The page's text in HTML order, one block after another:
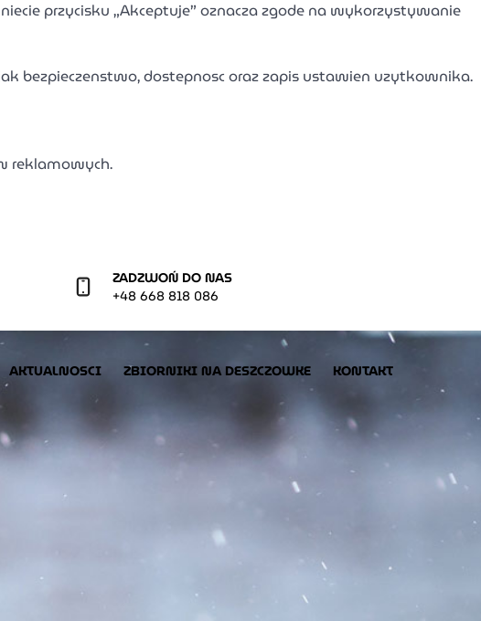
przycisku „Akceptuje” oznacza zgode na wykorzystywanie
bezpieczenstwo, dostepnosc oraz zapis ustawien uzytkownika.
reklamowych.
ZADZWOŃ DO NAS
+48 668 818 086
AKTUALNOSCI ZBIORNIKI NA DESZCZOWKE KONTAKT